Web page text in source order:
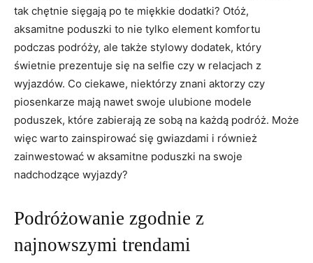
‍tak chętnie sięgają po te miękkie ⁣dodatki? Otóż,
aksamitne poduszki to nie ⁢tylko​ element⁣ komfortu
podczas podróży, ale⁤ także⁣ stylowy dodatek, który
⁢świetnie prezentuje​ się⁢ na ⁢selfie ⁤czy ‌w relacjach z⁤
wyjazdów. Co ciekawe, niektórzy znani aktorzy czy
piosenkarze mają nawet swoje‍ ulubione modele
poduszek, ​które​ zabierają​ ze sobą na każdą podróż. Może
więc warto⁣ zainspirować się gwiazdami i również
zainwestować w aksamitne poduszki ​na swoje
‌nadchodzące⁤ wyjazdy?
Podróżowanie zgodnie z‌
najnowszymi trendami